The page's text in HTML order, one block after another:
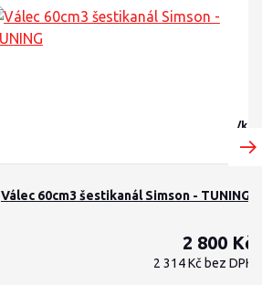
Válec 60cm3 šestikanál Simson - TUNING
2 800 Kč
/ks
2 314 Kč bez DPH